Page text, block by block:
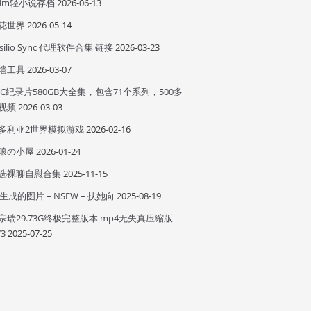
轻小说存档 2026-06-13
世界 2026-05-14
Sync 代理软件合集 链接2026-03-23
工具2026-03-07
纪录片580GB大全集，包含71个系列，500多
频2026-03-03
利亚2世界模拟游戏2026-02-16
の小屋 2026-01-24
裸聊自慰合集2025-11-15
成的图片 – NSFW – 扶她向 2025-08-19
瑞29.73G终极完整版本 mp4无失真压縮版
2025-07-25